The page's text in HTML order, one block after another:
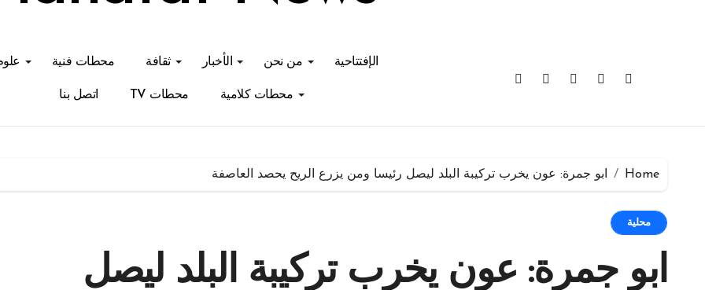
الإفتتاحية من نحن الأخبار ثقافة محطات فنية
محطات كلامية محطات TV اتصل بنا
Home ابو جمرة: عون يخرب تركيبة البلد ليصل رئيسا ومن يزرع الريح يحصد العاصفة
محلية
ابو جمرة: عون يخرب تركيبة البلد ليصل